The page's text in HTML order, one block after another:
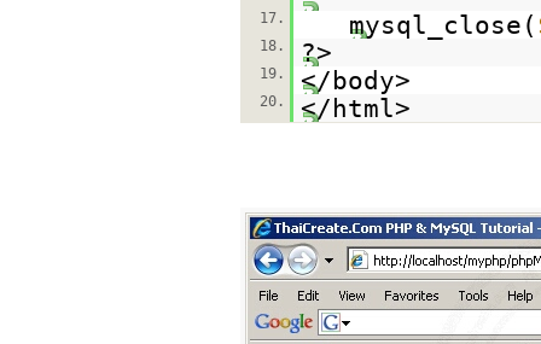
17.
mysql_close(
18. ?>
19. </body>
20. </html>